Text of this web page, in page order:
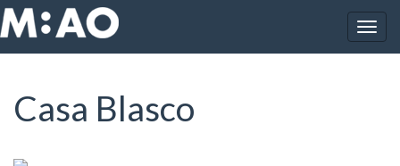
Vés al contingut
Inici Casa Blasco
Casa Blasco